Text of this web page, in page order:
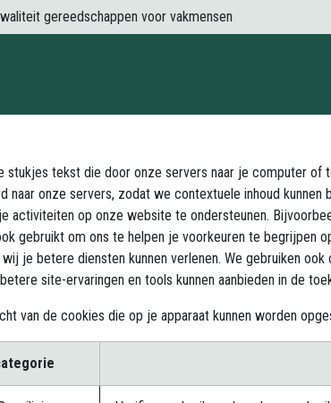
gereedschappen voor vakmensen
stukjes tekst die door onze servers naar je computer
naar onze servers, zodat we contextuele inhoud
activiteiten op onze website te ondersteunen.
gebruikt om ons te helpen je voorkeuren te begrijpen
wij je betere diensten kunnen verlenen. We gebruiken
site-ervaringen en tools kunnen aanbieden in de
van de cookies die op je apparaat kunnen worden